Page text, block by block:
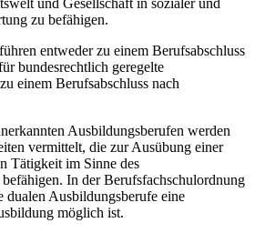
zu befähigen.
entweder zu einem Berufsabschluss
bundesrechtlich geregelte
einem Berufsabschluss nach
Ausbildungsberufen werden
vermittelt, die zur Ausübung einer
Tätigkeit im Sinne des
In der Berufsfachschulordnung
dualen Ausbildungsberufe eine
möglich ist.